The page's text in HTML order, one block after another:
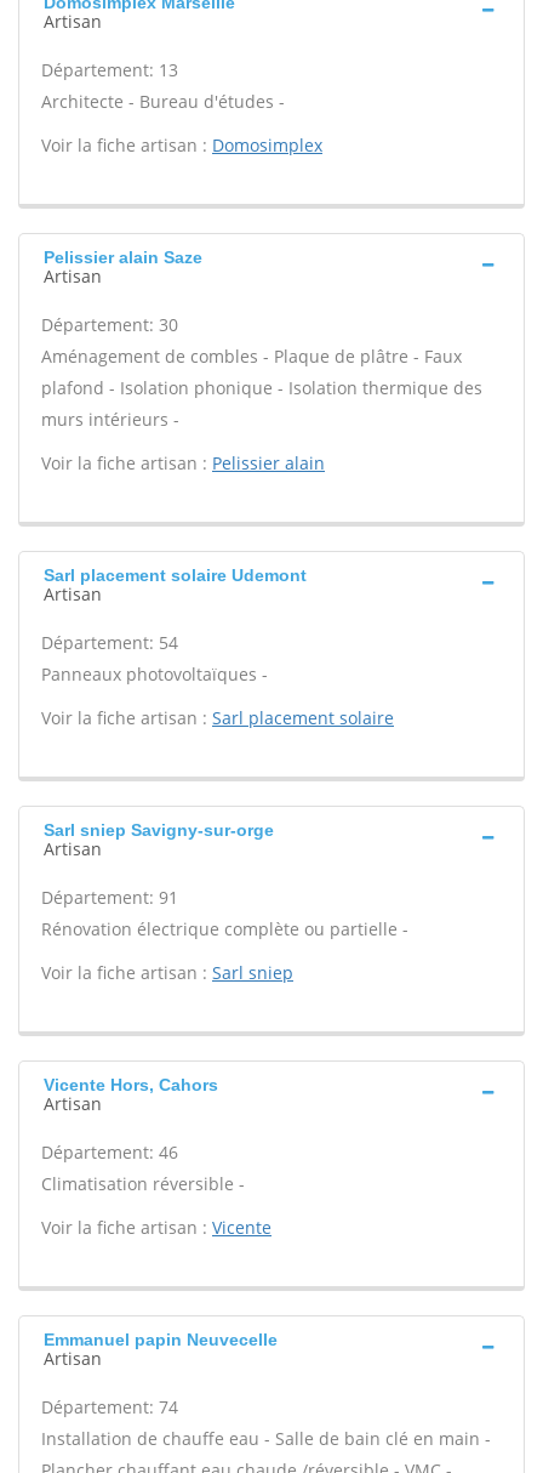
Artisan
Département: 13
Architecte - Bureau d'études -
Voir la fiche artisan : Domosimplex
Pelissier alain Saze
Artisan
Département: 30
Aménagement de combles - Plaque de plâtre - Faux
plafond - Isolation phonique - Isolation thermique des
murs intérieurs -
Voir la fiche artisan : Pelissier alain
Sarl placement solaire Udemont
Artisan
Département: 54
Panneaux photovoltaïques -
Voir la fiche artisan : Sarl placement solaire
Sarl sniep Savigny-sur-orge
Artisan
Département: 91
Rénovation électrique complète ou partielle -
Voir la fiche artisan : Sarl sniep
Vicente Hors, Cahors
Artisan
Département: 46
Climatisation réversible -
Voir la fiche artisan : Vicente
Emmanuel papin Neuvecelle
Artisan
Département: 74
Installation de chauffe eau - Salle de bain clé en main -